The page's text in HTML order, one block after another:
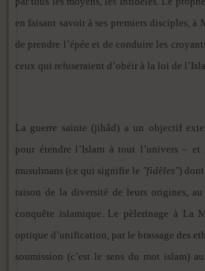
en faisant savoir à ses premiers disciples,
de prendre l’épée et de conduire les
ceux qui refuseraient d’obéir à la loi de
La guerre sainte (jihâd) a un objectif
pour étendre l’Islam à tout l’univers –
musulmans (ce qui signifie le "fidèles")
raison de la diversité de leurs origines,
conquête islamique. Le pèlerinage à La
optique d’unification, par le brassage des
soumission (c’est le sens du mot islam)